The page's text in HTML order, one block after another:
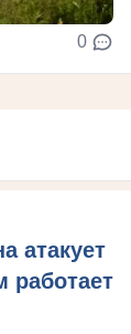
0
атакует